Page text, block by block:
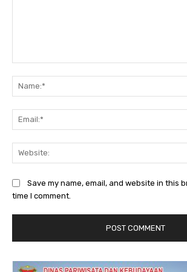
Save my name, email, and website in this
time I comment.